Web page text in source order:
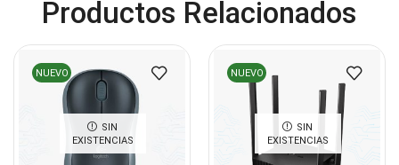
Cables HDMI (36)
Cables Varios (65)
Cables VGA (14)
Cables y Adaptadores
Cables, adaptadores y accesorios (45)
Productos Relacionados
NUEVO
SIN
EXISTENCIAS
NUEVO
SIN
EXISTENCIAS